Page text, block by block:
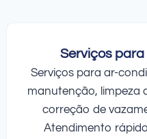
Serviços
Serviços para ar-
manutenção, limpeza
correção de
Atendimento